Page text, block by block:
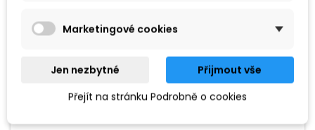
BRUNSWICK
BRUNSWICK ELEKTROAKUSTICKÁ BASKYTARA
Marketingové cookies
Jen nezbytné
Přijmout vše
Přejít na stránku Podrobně o cookies